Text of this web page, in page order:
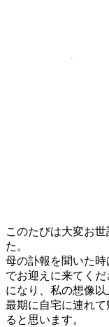
このたびは大変お
た。
母の訃報を聞いた
でお迎えに来てく
になり、私の想像以
最期に自宅に連れ
ると思います。